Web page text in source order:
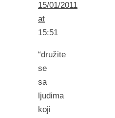
15/01/2011
at
15:51
“družite
se
sa
ljudima
koji